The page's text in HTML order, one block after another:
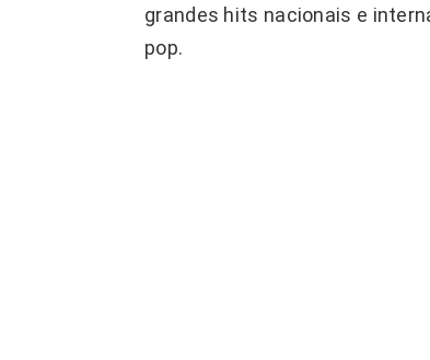
grandes hits nacionais e
pop.